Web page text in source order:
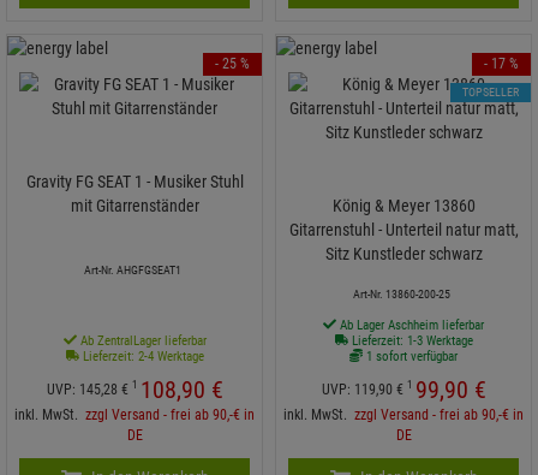
Gravity FG SEAT 1 - Musiker Stuhl
mit Gitarrenständer
Art-Nr. AHGFGSEAT1
Ab ZentralLager lieferbar
Lieferzeit: 2-4 Werktage
UVP: 145,28 € 1 108,90 €
inkl. MwSt. zzgl Versand - frei ab 90,-€ in
DE
- 25 %
König & Meyer 13860
Gitarrenstuhl - Unterteil natur matt,
Sitz Kunstleder schwarz
Art-Nr. 13860-200-25
Ab Lager Aschheim lieferbar
Lieferzeit: 1-3 Werktage
1 sofort verfügbar
UVP: 119,90 € 1 99,90 €
inkl. MwSt. zzgl Versand - frei ab 90,-€ in
DE
- 17 %
TOPSELLER